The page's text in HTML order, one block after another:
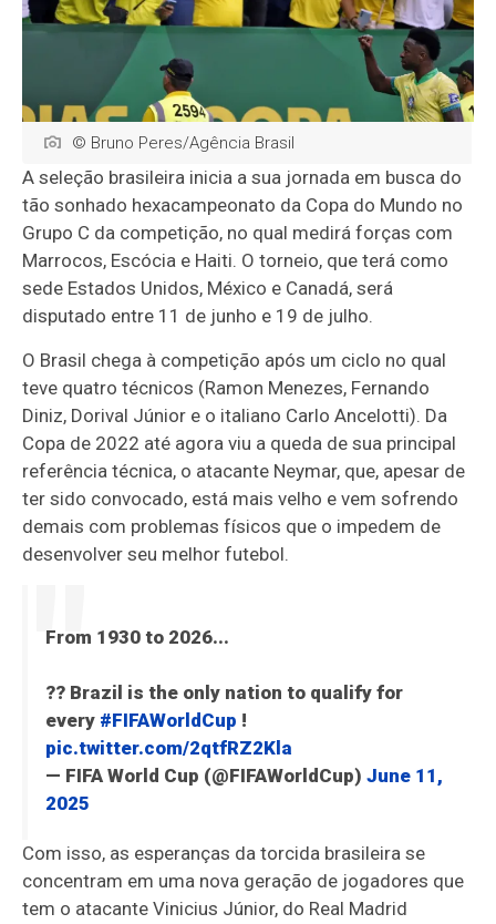
© Bruno Peres/Agência Brasil
A seleção brasileira inicia a sua jornada em busca do
tão sonhado hexacampeonato da Copa do Mundo no
Grupo C da competição, no qual medirá forças com
Marrocos, Escócia e Haiti. O torneio, que terá como
sede Estados Unidos, México e Canadá, será
disputado entre 11 de junho e 19 de julho.
O Brasil chega à competição após um ciclo no qual
teve quatro técnicos (Ramon Menezes, Fernando
Diniz, Dorival Júnior e o italiano Carlo Ancelotti). Da
Copa de 2022 até agora viu a queda de sua principal
referência técnica, o atacante Neymar, que, apesar de
ter sido convocado, está mais velho e vem sofrendo
demais com problemas físicos que o impedem de
desenvolver seu melhor futebol.
From 1930 to 2026...
?? Brazil is the only nation to qualify for
every #FIFAWorldCup !
pic.twitter.com/2qtfRZ2Kla
— FIFA World Cup (@FIFAWorldCup) June 11,
2025
Com isso, as esperanças da torcida brasileira se
concentram em uma nova geração de jogadores que
tem o atacante Vinicius Júnior, do Real Madrid